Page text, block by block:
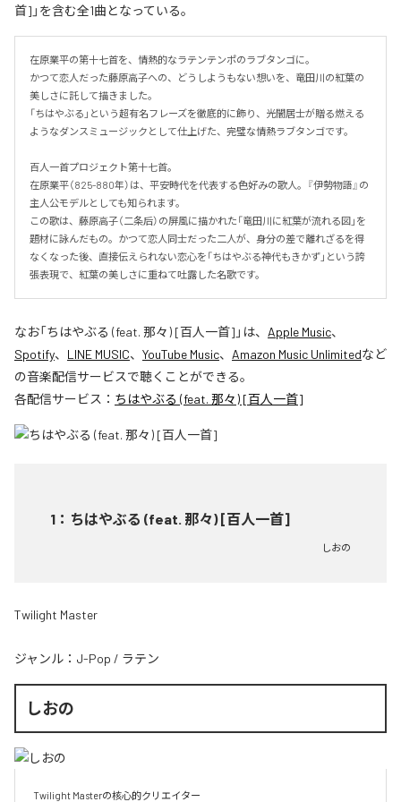
首]」を含む全1曲となっている。
在原業平の第十七首を、情熱的なラテンテンポのラブタンゴに。
かつて恋人だった藤原高子への、どうしようもない想いを、竜田川の紅葉の
美しさに託して描きました。
「ちはやぶる」という超有名フレーズを徹底的に飾り、光闇居士が贈る燃える
ようなダンスミュージックとして仕上げた、完璧な情熱ラブタンゴです。
百人一首プロジェクト第十七首。
在原業平（825-880年）は、平安時代を代表する色好みの歌人。『伊勢物語』の
主人公モデルとしても知られます。
この歌は、藤原高子（二条后）の屏風に描かれた「竜田川に紅葉が流れる図」を
題材に詠んだもの。かつて恋人同士だった二人が、身分の差で離れざるを得
なくなった後、直接伝えられない恋心を「ちはやぶる神代もきかず」という誇
張表現で、紅葉の美しさに重ねて吐露した名歌です。
なお「ちはやぶる (feat. 那々) [百人一首] 」は、 Apple Music、
Spotify、 LINE MUSIC、 YouTube Music、 Amazon Music Unlimitedなど
の音楽配信サービスで聴くことができる。
各配信サービス： ちはやぶる (feat. 那々) [百人一首]
1 ： ちはやぶる (feat. 那々) [百人一首]
しおの
Twilight Master
ジャンル： J-Pop / ラテン
しおの
Twilight Masterの核心的クリエイター